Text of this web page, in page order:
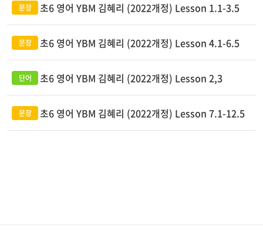
초6 영어 YBM 김혜리 (2022개정) Lesson 1.1-3.5
초6 영어 YBM 김혜리 (2022개정) Lesson 4.1-6.5
초6 영어 YBM 김혜리 (2022개정) Lesson 2,3
초6 영어 YBM 김혜리 (2022개정) Lesson 7.1-12.5